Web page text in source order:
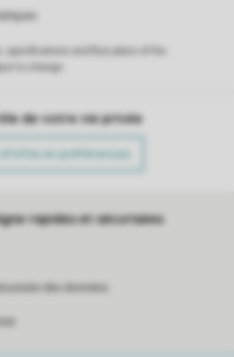
de votre vie privée
d’infos et préférences
rapides et sécurisées
des données